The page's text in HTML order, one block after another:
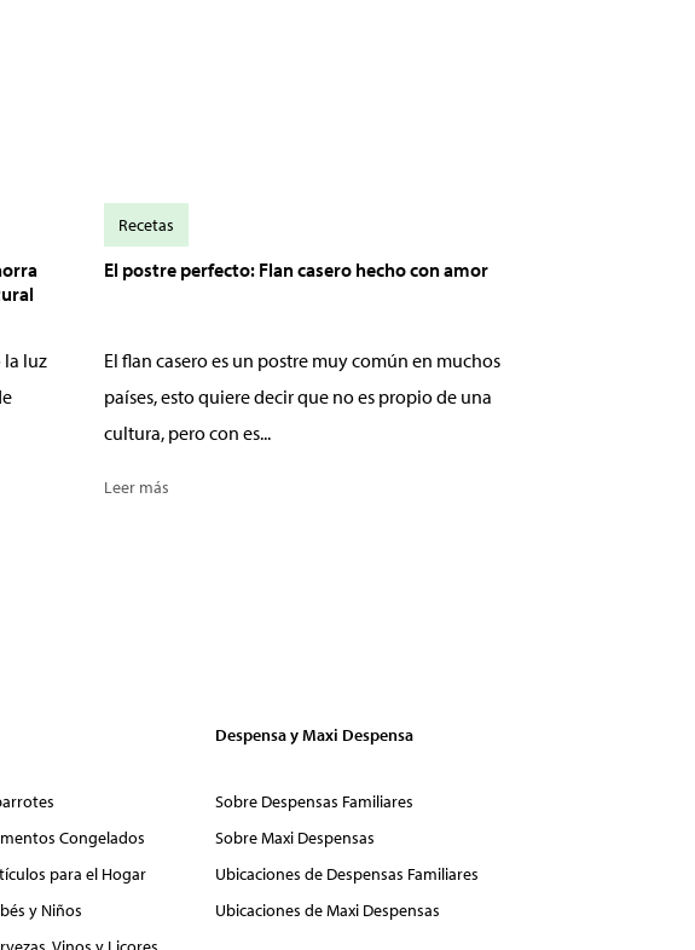
la luz
El postre perfecto: Flan casero hecho con amor
El flan casero es un postre muy común en muchos
países, esto quiere decir que no es propio de una
cultura, pero con es...
Leer más
Recetas
Congelados
para el Hogar
y Niños
Despensa y Maxi Despensa
Sobre Despensas Familiares
Sobre Maxi Despensas
Ubicaciones de Despensas Familiares
Ubicaciones de Maxi Despensas